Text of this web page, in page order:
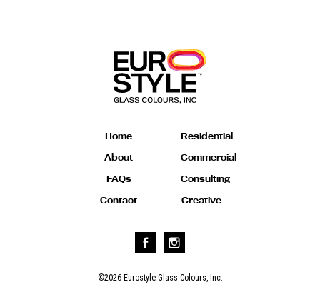
Home
About
FAQs
Contact
Residential
Commercial
Consulting
Creative
©2026 Eurostyle Glass Colours, Inc.